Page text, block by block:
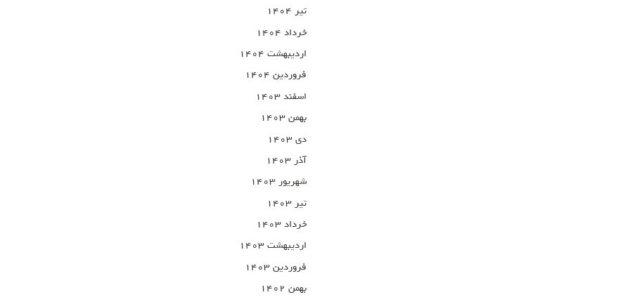
تیر ۱۴۰۴
خرداد ۱۴۰۴
اردیبهشت ۱۴۰۴
فروردین ۱۴۰۴
اسفند ۱۴۰۳
بهمن ۱۴۰۳
دی ۱۴۰۳
آذر ۱۴۰۳
شهریور ۱۴۰۳
تیر ۱۴۰۳
خرداد ۱۴۰۳
اردیبهشت ۱۴۰۳
فروردین ۱۴۰۳
بهمن ۱۴۰۲